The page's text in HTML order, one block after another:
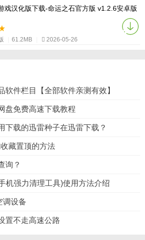
戏汉化版下载-命运之石官方版 v1.2.6安卓版
61.2MB 2026-05-26
软件栏目【全部软件亲测有效】
盘免费高速下载教程
下载的迅雷种子在迅雷下载？
藏置顶的方法
询？
机强力清理工具)使用方法介绍
调设备
置不走高速公路